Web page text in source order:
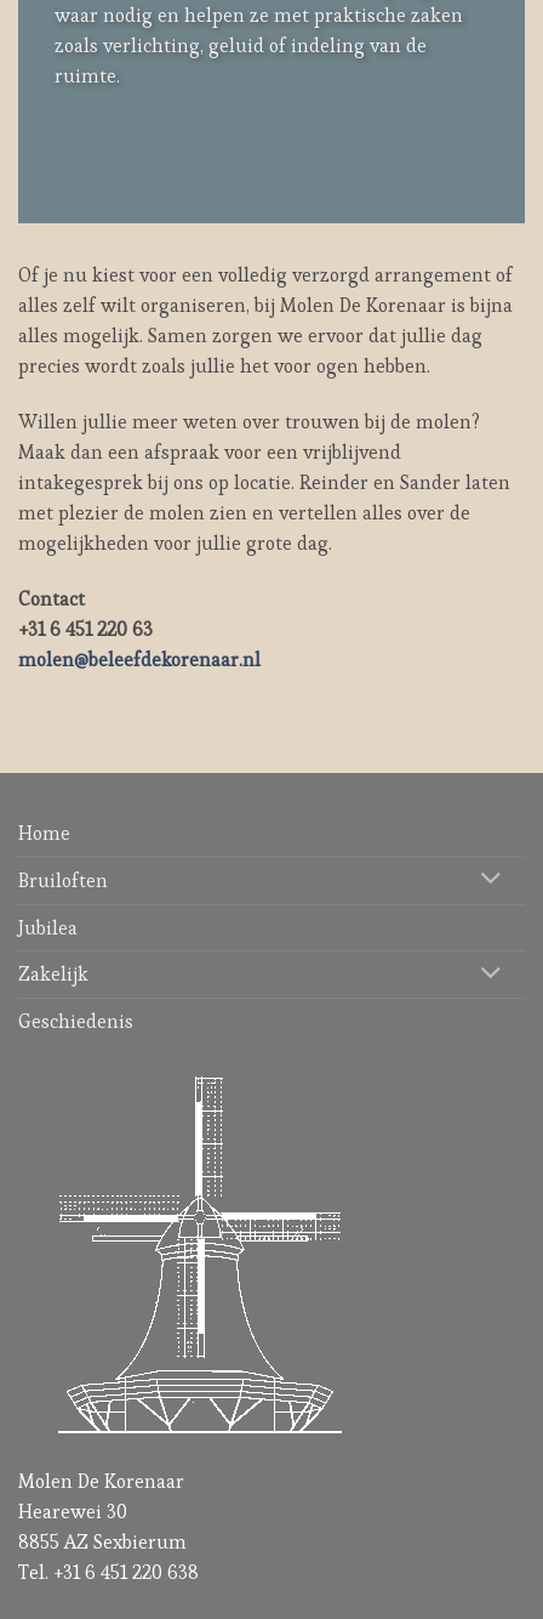
waar nodig en helpen ze met praktische zaken
zoals verlichting, geluid of indeling van de
ruimte.
Of je nu kiest voor een volledig verzorgd arrangement of
alles zelf wilt organiseren, bij Molen De Korenaar is bijna
alles mogelijk. Samen zorgen we ervoor dat jullie dag
precies wordt zoals jullie het voor ogen hebben.
Willen jullie meer weten over trouwen bij de molen?
Maak dan een afspraak voor een vrijblijvend
intakegesprek bij ons op locatie. Reinder en Sander laten
met plezier de molen zien en vertellen alles over de
mogelijkheden voor jullie grote dag.
Contact
+31 6 451 220 63
molen@beleefdekorenaar.nl
Home
Bruiloften
Jubilea
Zakelijk
Geschiedenis
Molen De Korenaar
Hearewei 30
8855 AZ Sexbierum
Tel. +31 6 451 220 638